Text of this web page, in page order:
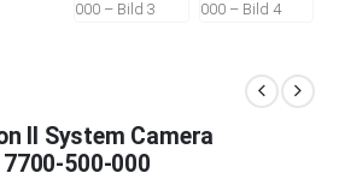
II System Camera
500-000